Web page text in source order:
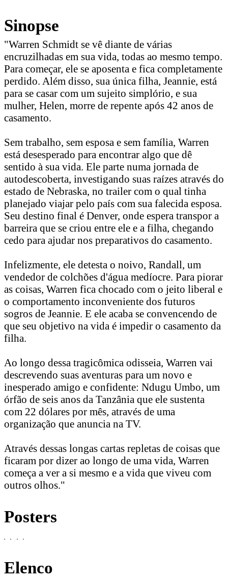
Sinopse
"Warren Schmidt se vê diante de várias
encruzilhadas em sua vida, todas ao mesmo tempo.
Para começar, ele se aposenta e fica completamente
perdido. Além disso, sua única filha, Jeannie, está
para se casar com um sujeito simplório, e sua
mulher, Helen, morre de repente após 42 anos de
casamento.
Sem trabalho, sem esposa e sem família, Warren
está desesperado para encontrar algo que dê
sentido à sua vida. Ele parte numa jornada de
autodescoberta, investigando suas raízes através do
estado de Nebraska, no trailer com o qual tinha
planejado viajar pelo país com sua falecida esposa.
Seu destino final é Denver, onde espera transpor a
barreira que se criou entre ele e a filha, chegando
cedo para ajudar nos preparativos do casamento.
Infelizmente, ele detesta o noivo, Randall, um
vendedor de colchões d'água medíocre. Para piorar
as coisas, Warren fica chocado com o jeito liberal e
o comportamento inconveniente dos futuros
sogros de Jeannie. E ele acaba se convencendo de
que seu objetivo na vida é impedir o casamento da
filha.
Ao longo dessa tragicômica odisseia, Warren vai
descrevendo suas aventuras para um novo e
inesperado amigo e confidente: Ndugu Umbo, um
órfão de seis anos da Tanzânia que ele sustenta
com 22 dólares por mês, através de uma
organização que anuncia na TV.
Através dessas longas cartas repletas de coisas que
ficaram por dizer ao longo de uma vida, Warren
começa a ver a si mesmo e a vida que viveu com
outros olhos."
Posters
Elenco